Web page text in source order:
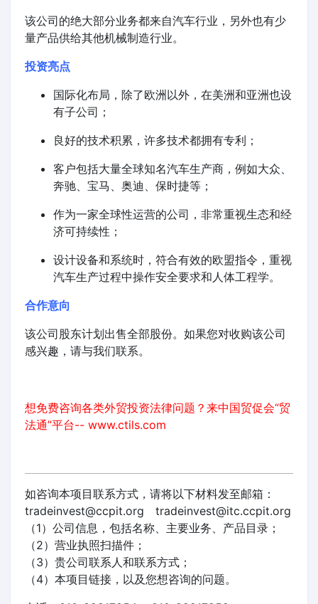
该公司的绝大部分业务都来自汽车行业，另外也有少
量产品供给其他机械制造行业。
投资亮点
国际化布局，除了欧洲以外，在美洲和亚洲也设
有子公司；
良好的技术积累，许多技术都拥有专利；
客户包括大量全球知名汽车生产商，例如大众、
奔驰、宝马、奥迪、保时捷等；
作为一家全球性运营的公司，非常重视生态和经
济可持续性；
设计设备和系统时，符合有效的欧盟指令，重视
汽车生产过程中操作安全要求和人体工程学。
合作意向
该公司股东计划出售全部股份。如果您对收购该公司
感兴趣，请与我们联系。
想免费咨询各类外贸投资法律问题？来中国贸促会“贸
法通”平台-- www.ctils.com
如咨询本项目联系方式，请将以下材料发至邮箱：
tradeinvest@ccpit.org tradeinvest@itc.ccpit.org
（1）公司信息，包括名称、主要业务、产品目录；
（2）营业执照扫描件；
（3）贵公司联系人和联系方式；
（4）本项目链接，以及您想咨询的问题。